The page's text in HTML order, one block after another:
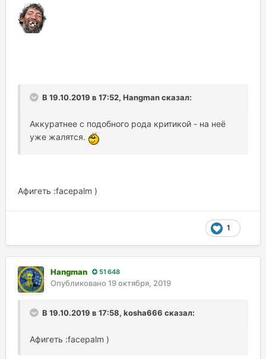
В 19.10.2019 в 17:52, Hangman сказал:
Аккуратнее с подобного рода критикой - на неё
уже жалятся.
Афигеть :facepalm )
1
Hangman 51 648
Опубликовано 19 октября, 2019
В 19.10.2019 в 17:58, kosha666 сказал:
Афигеть :facepalm )